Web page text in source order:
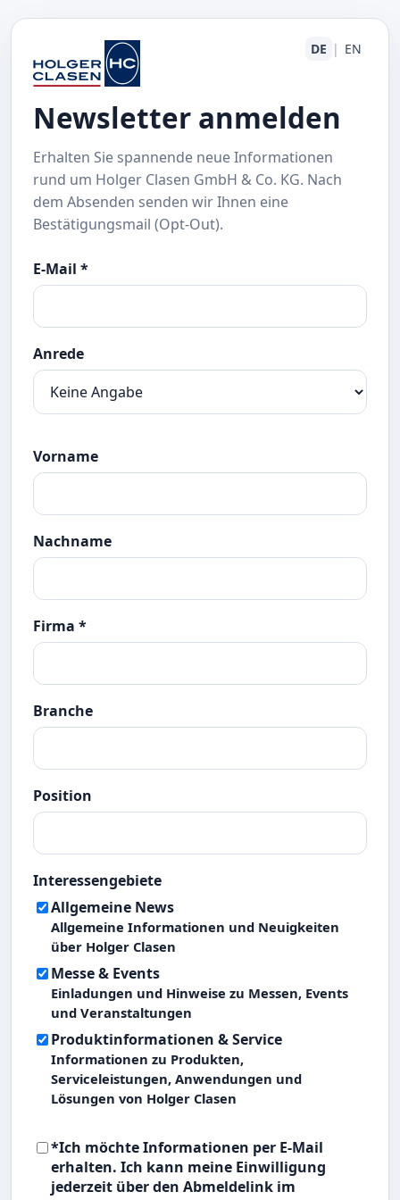
DE | EN
Newsletter anmelden
Erhalten Sie spannende neue Informationen
rund um Holger Clasen GmbH & Co. KG. Nach
dem Absenden senden wir Ihnen eine
Bestätigungsmail (Opt-Out).
E-Mail *
Anrede
Vorname
Nachname
Firma *
Branche
Position
Interessengebiete
Allgemeine News
Allgemeine Informationen und Neuigkeiten
über Holger Clasen
Messe & Events
Einladungen und Hinweise zu Messen, Events
und Veranstaltungen
Produktinformationen & Service
Informationen zu Produkten,
Serviceleistungen, Anwendungen und
Lösungen von Holger Clasen
*Ich möchte Informationen per E-Mail
erhalten. Ich kann meine Einwilligung
jederzeit über den Abmeldelink im